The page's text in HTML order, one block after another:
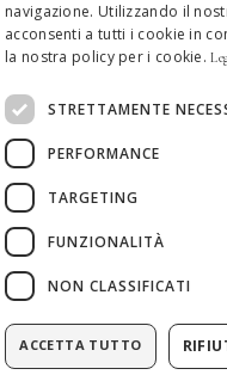
navigazione. Utilizzando il
acconsenti a tutti i cookie in
la nostra policy per i cookie.
STRETTAMENTE
PERFORMANCE
TARGETING
FUNZIONALITÀ
NON CLASSIFICATI
ACCETTA TUTTO